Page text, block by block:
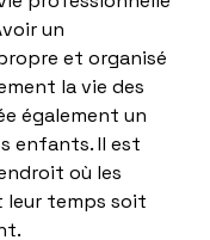
un
et organisé
la vie des
également un
enfants. Il est
où les
temps soit